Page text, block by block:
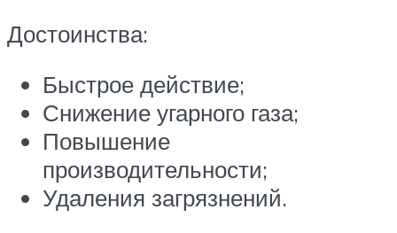
Достоинства:
Быстрое действие;
Снижение угарного газа;
Повышение
производительности;
Удаления загрязнений.